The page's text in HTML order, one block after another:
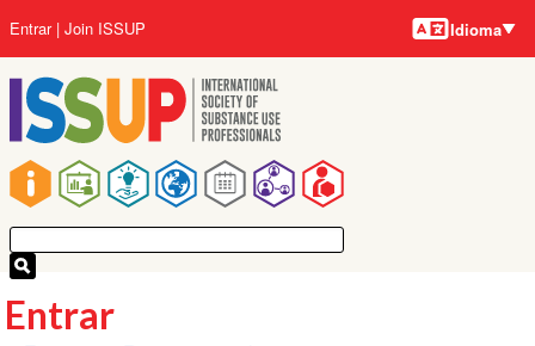
para
o
conteúdo
principal
Navegação
principal
Menu
da
conta
do
usuário
Entrar Join ISSUP Idiomas
Idioma
Entrar